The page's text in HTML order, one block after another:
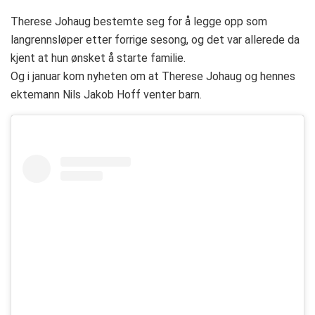
Therese Johaug bestemte seg for å legge opp som
langrennsløper etter forrige sesong, og det var allerede da
kjent at hun ønsket å starte familie.
Og i januar kom nyheten om at Therese Johaug og hennes
ektemann Nils Jakob Hoff venter barn.